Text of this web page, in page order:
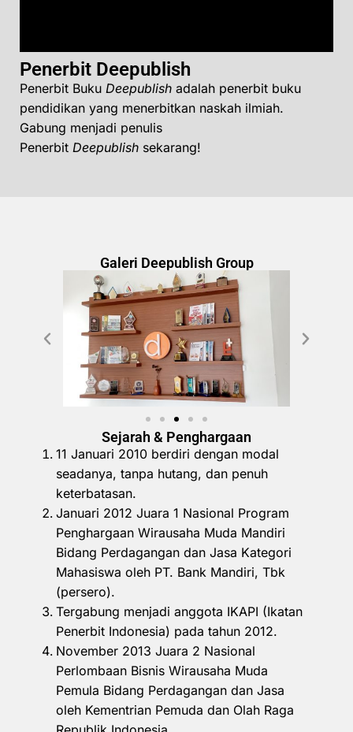
Penerbit Deepublish
Penerbit Buku Deepublish adalah penerbit buku
pendidikan yang menerbitkan naskah ilmiah.
Gabung menjadi penulis
Penerbit Deepublish sekarang!
Galeri Deepublish Group
Sejarah & Penghargaan
11 Januari 2010 berdiri dengan modal
seadanya, tanpa hutang, dan penuh
keterbatasan.
Januari 2012 Juara 1 Nasional Program
Penghargaan Wirausaha Muda Mandiri
Bidang Perdagangan dan Jasa Kategori
Mahasiswa oleh PT. Bank Mandiri, Tbk
(persero).
Tergabung menjadi anggota IKAPI (Ikatan
Penerbit Indonesia) pada tahun 2012.
November 2013 Juara 2 Nasional
Perlombaan Bisnis Wirausaha Muda
Pemula Bidang Perdagangan dan Jasa
oleh Kementrian Pemuda dan Olah Raga